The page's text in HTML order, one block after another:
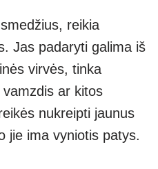
reikia
Jas padaryti galima iš
virvės, tinka
ar kitos
nukreipti jaunus
jie ima vyniotis patys.